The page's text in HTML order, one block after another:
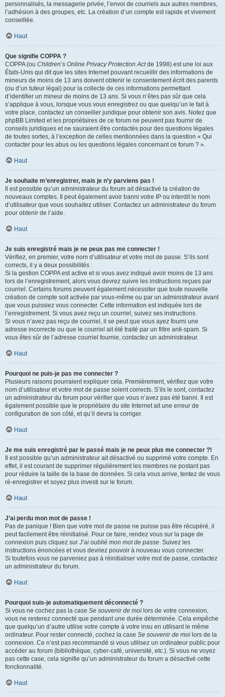
personnalisés, la messagerie privée, l’envoi de courriels aux autres membres,
l’adhésion à des groupes, etc. La création d’un compte est rapide et vivement
conseillée.
Haut
Que signifie COPPA ?
COPPA (ou Children’s Online Privacy Protection Actde 1998) est une loi aux
États-Unis qui dit que les sites Internet pouvant recueillir des informations de
mineurs de moins de 13 ans doivent obtenir le consentement écrit des parents
(ou d’un tuteur légal) pour la collecte de ces informations permettant
d’identifier un mineur de moins de 13 ans. Si vous n’êtes pas sûr que cela
s’applique à vous, lorsque vous vous enregistrez ou que quelqu’un le fait à
votre place, contactez un conseiller juridique pour obtenir son avis. Notez que
phpBB Limited et les propriétaires de ce forum ne peuvent pas fournir de
conseils juridiques et ne sauraient être contactés pour des questions légales
de toutes sortes, à l’exception de celles mentionnées dans la question « Qui
contacter pour les abus ou les questions légales concernant ce forum ? ».
Haut
Je souhaite m’enregistrer, mais je n’y parviens pas !
Il est possible qu’un administrateur du forum ait désactivé la création de
nouveaux comptes. Il peut également avoir banni votre IP ou interdit le nom
d’utilisateur que vous souhaitez utiliser. Contactez un administrateur du forum
pour obtenir de l’aide.
Haut
Je suis enregistré mais je ne peux pas me connecter !
Vérifiez, en premier, votre nom d’utilisateur et votre mot de passe. S’ils sont
corrects, il y a deux possibilités :
Si la gestion COPPA est active et si vous avez indiqué avoir moins de 13 ans
lors de l’enregistrement, alors vous devrez suivre les instructions reçues par
courriel. Certains forums peuvent également nécessiter que toute nouvelle
création de compte soit activée par vous-même ou par un administrateur avant
que vous puissiez vous connecter. Cette information est indiquée lors de
l’enregistrement. Si vous avez reçu un courriel, suivez ses instructions.
Si vous n’avez pas reçu de courriel, il se peut que vous ayez fourni une
adresse incorrecte ou que le courriel ait été traité par un filtre anti-spam. Si
vous êtes sûr de l’adresse courriel fournie, contactez un administrateur.
Haut
Pourquoi ne puis-je pas me connecter ?
Plusieurs raisons pourraient expliquer cela. Premièrement, vérifiez que votre
nom d’utilisateur et votre mot de passe soient corrects. S’ils le sont, contactez
un administrateur du forum pour vérifier que vous n’avez pas été banni. Il est
également possible que le propriétaire du site Internet ait une erreur de
configuration de son côté, et qu’il devra la corriger.
Haut
Je me suis enregistré par le passé mais je ne peux plus me connecter ?!
Il est possible qu’un administrateur ait désactivé ou supprimé votre compte. En
effet, il est courant de supprimer régulièrement les membres ne postant pas
pour réduire la taille de la base de données. Si cela vous arrive, tentez de vous
ré-enregistrer et soyez plus investi sur le forum.
Haut
J’ai perdu mon mot de passe !
Pas de panique ! Bien que votre mot de passe ne puisse pas être récupéré, il
peut facilement être réinitialisé. Pour ce faire, rendez vous sur la page de
connexion puis cliquez sur J’ai oublié mon mot de passe. Suivez les
instructions énoncées et vous devriez pouvoir à nouveau vous connecter.
Si toutefois vous ne parveniez pas à réinitialiser votre mot de passe, contactez
un administrateur du forum.
Haut
Pourquoi suis-je automatiquement déconnecté ?
Si vous ne cochez pas la case Se souvenir de moi lors de votre connexion,
vous ne resterez connecté que pendant une durée déterminée. Cela empêche
que quelqu’un d’autre utilise votre compte à votre insu en utilisant le même
ordinateur. Pour rester connecté, cochez la case Se souvenir de moi lors de la
connexion. Ce n’est pas recommandé si vous utilisez un ordinateur public pour
accéder au forum (bibliothèque, cyber-café, université, etc.). Si vous ne voyez
pas cette case, cela signifie qu’un administrateur du forum a désactivé cette
fonctionnalité.
Haut